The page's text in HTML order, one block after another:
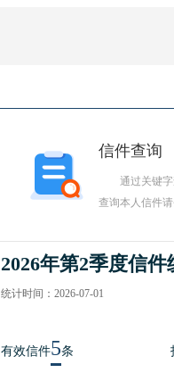
信件查询
通过关键
查询本人信件请
2026年第2季度信件
统计时间：2026-07-01
有效信件5条